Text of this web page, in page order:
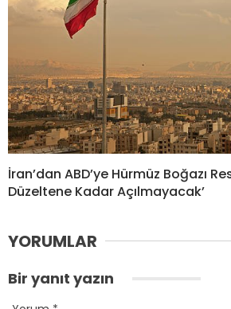
İran’dan ABD’ye Hürmüz Boğazı
Düzeltene Kadar Açılmayacak’
YORUMLAR
Bir yanıt yazın